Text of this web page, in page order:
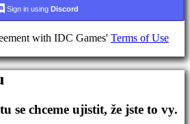
Sign in using Discord
with IDC Games' Terms of Use
se chceme ujistit, že jste to vy.